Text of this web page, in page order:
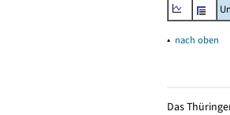
▴ nach oben
Das